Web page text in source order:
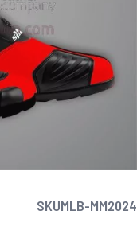
SKUMLB-MM2024